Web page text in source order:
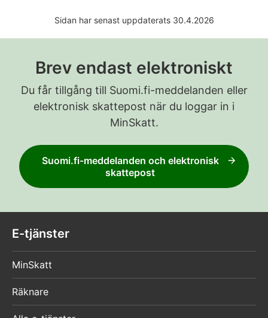
Sidan har senast uppdaterats 30.4.2026
Brev endast elektroniskt
Du får tillgång till Suomi.fi-meddelanden eller
elektronisk skattepost när du loggar in i
MinSkatt.
Suomi.fi-meddelanden och elektronisk
skattepost
E-tjänster
MinSkatt
Räknare